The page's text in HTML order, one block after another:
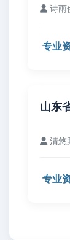
诗雨
专业
山东
清悠
专业